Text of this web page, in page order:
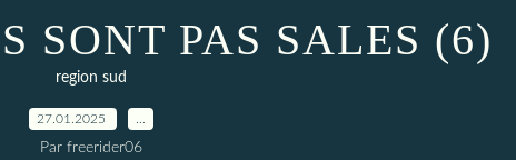
SONT PAS SALES (6)
region sud
27.01.2025
Par freerider06